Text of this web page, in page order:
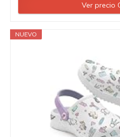
Ver precio
NUEVO